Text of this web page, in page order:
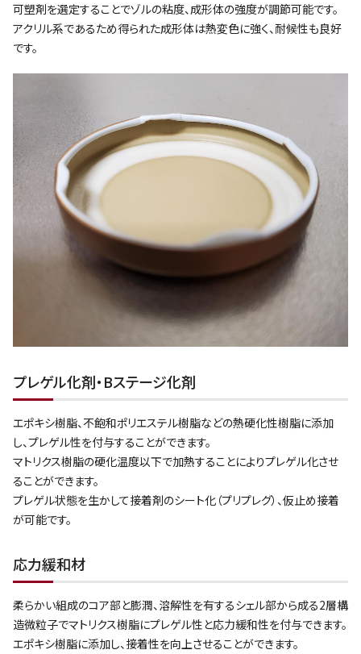
可塑剤を選定することでゾルの粘度、成形体の強度が調節可能です。
アクリル系であるため得られた成形体は熱変色に強く、耐候性も良好
です。
プレゲル化剤・Bステージ化剤
エポキシ樹脂、不飽和ポリエステル樹脂などの熱硬化性樹脂に添加
し、プレゲル性を付与することができます。
マトリクス樹脂の硬化温度以下で加熱することによりプレゲル化させ
ることができます。
プレゲル状態を生かして接着剤のシート化（プリプレグ）、仮止め接着
が可能です。
応力緩和材
柔らかい組成のコア部と膨潤、溶解性を有するシェル部から成る2層構
造微粒子でマトリクス樹脂にプレゲル性と応力緩和性を付与できます。
エポキシ樹脂に添加し、接着性を向上させることができます。